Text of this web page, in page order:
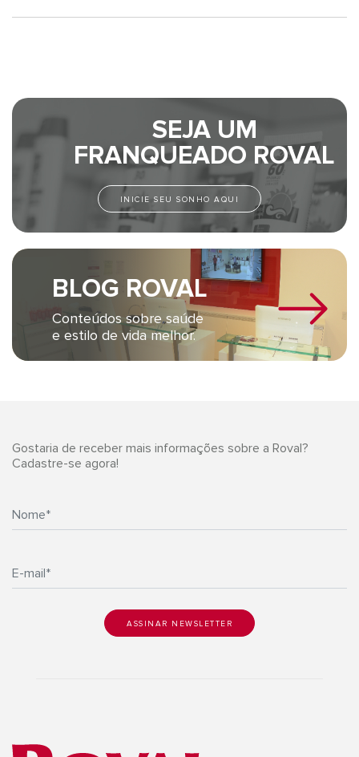
SEJA UM
FRANQUEADO ROVAL
INICIE SEU SONHO AQUI
BLOG ROVAL
Conteúdos sobre saúde
e estilo de vida melhor.
Gostaria de receber mais informações sobre a Roval?
Cadastre-se agora!